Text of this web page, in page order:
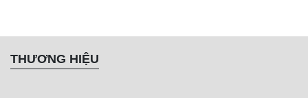
THƯƠNG HIỆU